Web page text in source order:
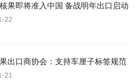
果即将准入中国 备战明年出口启动
22
出口商协会：支持车厘子标签规范
21